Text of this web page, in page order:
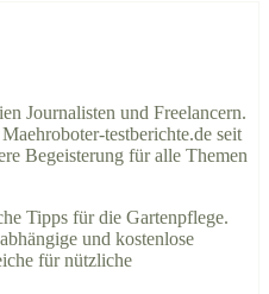
Journalisten und Freelancern.
testberichte.de seit
Begeisterung für alle Themen
Tipps für die Gartenpflege.
und kostenlose
für nützliche